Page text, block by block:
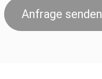
Anfrage senden